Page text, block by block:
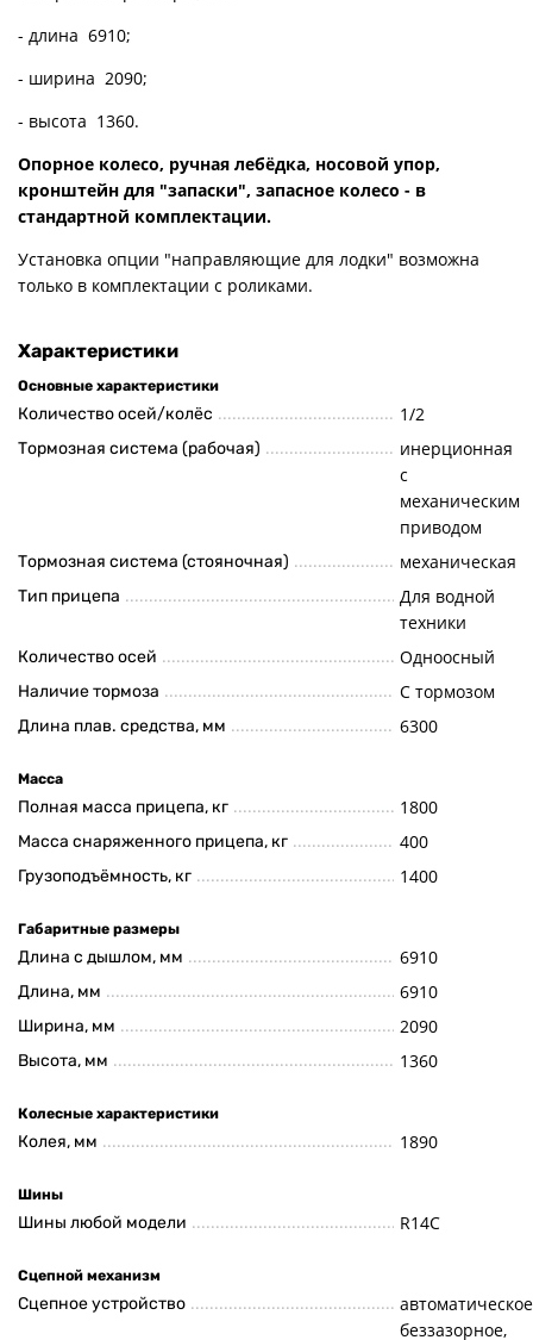
- длина 6910;
- ширина 2090;
- высота 1360.
Опорное колесо, ручная лебёдка, носовой упор,
кронштейн для "запаски", запасное колесо - в
стандартной комплектации.
Установка опции "направляющие для лодки" возможна
только в комплектации с роликами.
Характеристики
Основные характеристики
Количество осей/колёс 1/2
Тормозная система (рабочая)
инерционная
с
механическим
приводом
Тормозная система (стояночная) механическая
Тип прицепа
Для водной
техники
Количество осей Одноосный
Наличие тормоза С тормозом
Длина плав. средства, мм 6300
Масса
Полная масса прицепа, кг 1800
Масса снаряженного прицепа, кг 400
Грузоподъёмность, кг 1400
Габаритные размеры
Длина с дышлом, мм 6910
Длина, мм 6910
Ширина, мм 2090
Высота, мм 1360
Колесные характеристики
Колея, мм 1890
Шины
Шины любой модели R14C
Сцепной механизм
Сцепное устройство
беззазорное,